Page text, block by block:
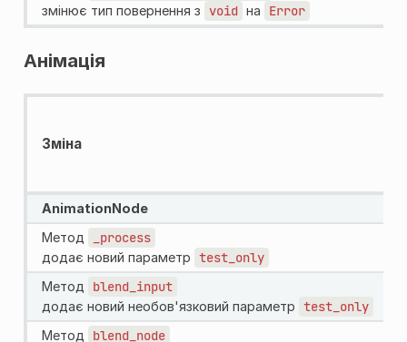
змінює тип повернення з void на Error
Анімація
Зміна
AnimationNode
Метод
_process
додає новий параметр test_only
Метод blend_input
додає новий необов'язковий параметр test_only
Метод blend_node